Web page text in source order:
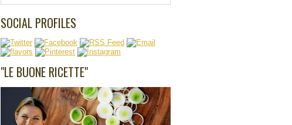
SOCIAL PROFILES
"LE BUONE RICETTE"